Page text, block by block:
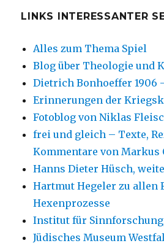
LINKS INTERESSANTER
Alles zum Thema Spiel
Blog über Theologie und
Dietrich Bonhoeffer 1906
Erinnerungen der
Fotoblog von Niklas
frei und gleich – Texte,
Kommentare von Markus
Hanns Dieter Hüsch,
Hartmut Hegeler zu allen
Hexenprozesse
Institut für
Jüdisches Museum